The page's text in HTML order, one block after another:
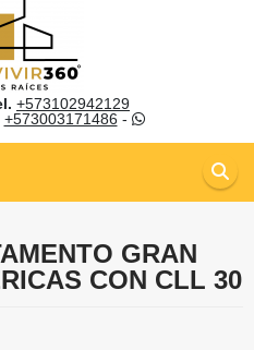
+573102942129
+573003171486 -
GRAN
CON CLL 30